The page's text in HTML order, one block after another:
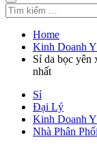
Tìm
kiếm
cho:
Home
Kinh Doanh
Sỉ da bọc yên
nhất
Sỉ
Đại Lý
Kinh Doanh
Nhà Phân Phối